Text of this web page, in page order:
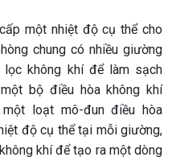
một nhiệt độ cụ thể cho
chung có nhiều giường
không khí để làm sạch
bộ điều hòa không khí
loạt mô-đun điều hòa
độ cụ thể tại mỗi giường,
khí để tạo ra một dòng